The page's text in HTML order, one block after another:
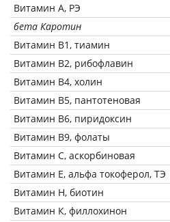
Витамин А, РЭ
бета Каротин
Витамин В1, тиамин
Витамин В2, рибофлавин
Витамин В4, холин
Витамин В5, пантотеновая
Витамин В6, пиридоксин
Витамин В9, фолаты
Витамин C, аскорбиновая
Витамин Е, альфа токоферол, ТЭ
Витамин Н, биотин
Витамин К, филлохинон